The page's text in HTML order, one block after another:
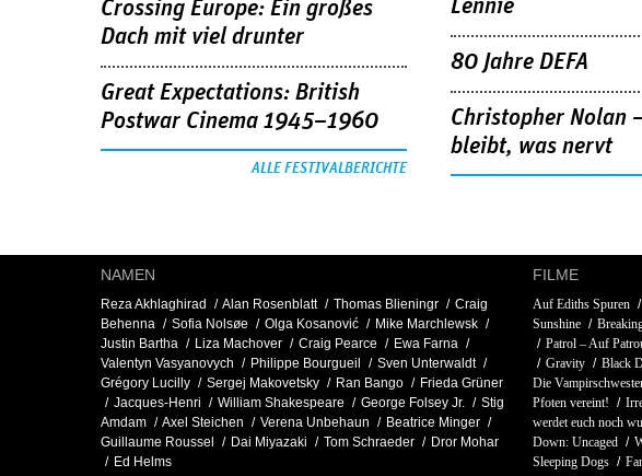
Crossing Europe: Ein großes
Dach mit viel drunter
Great Expectations: British
Postwar Cinema 1945–1960
ALLE FESTIVALBERICHTE
Lennie
80 Jahre DEFA
Christopher Nolan
bleibt, was nervt
NAMEN
Reza Akhlaghirad Alan Rosenblatt Thomas Blieningr
Craig
Behenna
Sofia Nolsøe Olga Kosanović
Mike Marchlewsk
Justin Bartha
Liza Machover Craig Pearce
Ewa Farna
Valentyn Vasyanovych
Philippe Bourgueil
Sven Unterwaldt
Grégory Lucilly
Sergej Makovetsky Ran Bango
Frieda Grüner
Jacques-Henri
William Shakespeare George Folsey Jr.
Stig
Amdam
Axel Steichen Verena Unbehaun
Beatrice Minger
Guillaume Roussel
Dai Miyazaki Tom Schraeder
Dror Mohar
Ed Helms
FILME
Auf Ediths Spuren
Sunshine
Patrol – Auf
Gravity
Black
Die
Pfoten vereint!
werdet euch noch
Down: Uncaged
Sleeping Dogs